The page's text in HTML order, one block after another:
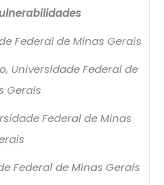
Federal de Minas Gerais
Universidade Federal de
Gerais
Federal de Minas
Federal de Minas Gerais